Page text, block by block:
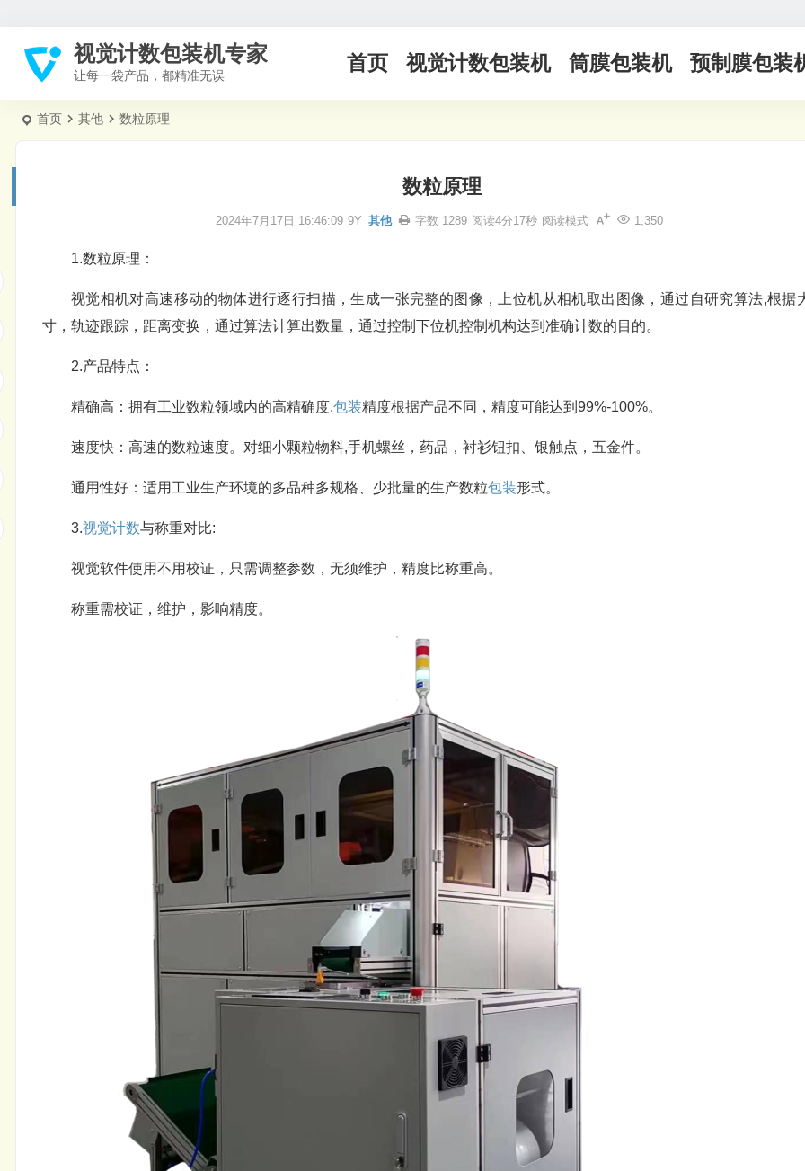
视觉计数包装机专家
让每一袋产品，都精准无误
首页 视觉计数包装机 筒膜包装机 预制膜包装
首页 其他 数粒原理
数粒原理
2024年7月17日 16:46:09 9Y 其他 1,350
字数 1289 阅读4分17秒 阅读模式
1.数粒原理：
视觉相机对高速移动的物体进行逐行扫描，生成一张完整的图像，上位机从相机取出图像，通过自研究算法,根据
寸，轨迹跟踪，距离变换，通过算法计算出数量，通过控制下位机控制机构达到准确计数的目的。
2.产品特点：
精确高：拥有工业数粒领域内的高精确度,包装精度根据产品不同，精度可能达到99%-100%。
速度快：高速的数粒速度。对细小颗粒物料,手机螺丝，药品，衬衫钮扣、银触点，五金件。
通用性好：适用工业生产环境的多品种多规格、少批量的生产数粒包装形式。
3.视觉计数与称重对比:
视觉软件使用不用校证，只需调整参数，无须维护，精度比称重高。
称重需校证，维护，影响精度。